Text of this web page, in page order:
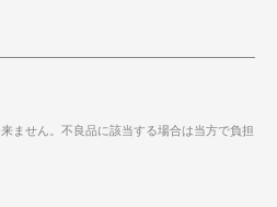
ません。不良品に該当する場合は当方で負担